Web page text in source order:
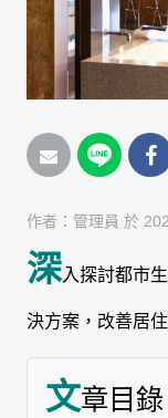
作者： 管理員 於
深入探討都市
決方案，改善居
文章目錄